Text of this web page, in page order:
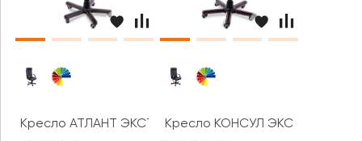
Кресло АТЛАНТ ЭКСТРАКресло КОНСУЛ ЭКСТРА